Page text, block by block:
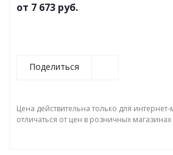
от 7 673 руб.
Поделиться
Цена действительна только для
отличаться от цен в розничных магазинах